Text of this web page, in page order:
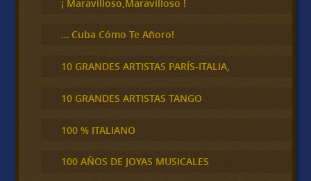
¡ Maravilloso,Maravilloso !
… Cuba Cómo Te Añoro!
10 GRANDES ARTISTAS PARÍS-ITALIA,
10 GRANDES ARTISTAS TANGO
100 % ITALIANO
100 AÑOS DE JOYAS MUSICALES